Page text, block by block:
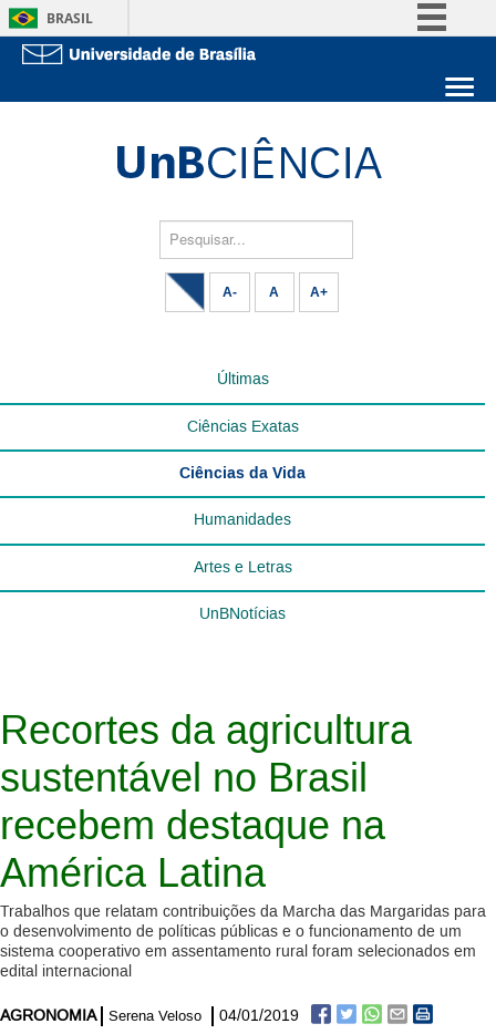
BRASIL
Acesso à informaçãoEstude na UnB
Pesquisar...
A- A A+
Últimas
Ciências Exatas
Ciências da Vida
Humanidades
Artes e Letras
UnBNotícias
Recortes da agricultura
sustentável no Brasil
recebem destaque na
América Latina
Trabalhos que relatam contribuições da Marcha das Margaridas para
o desenvolvimento de políticas públicas e o funcionamento de um
sistema cooperativo em assentamento rural foram selecionados em
edital internacional
AGRONOMIA Serena Veloso 04/01/2019